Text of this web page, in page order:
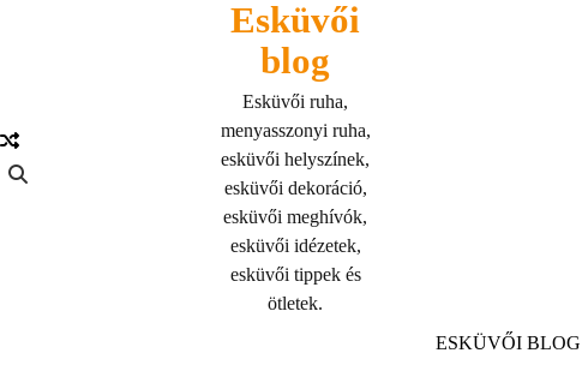
Esküvői
blog
Esküvői ruha,
menyasszonyi ruha,
esküvői helyszínek,
esküvői dekoráció,
esküvői meghívók,
esküvői idézetek,
esküvői tippek és
ötletek.
ESKÜVŐI BLOG